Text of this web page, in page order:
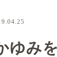
ゆみ